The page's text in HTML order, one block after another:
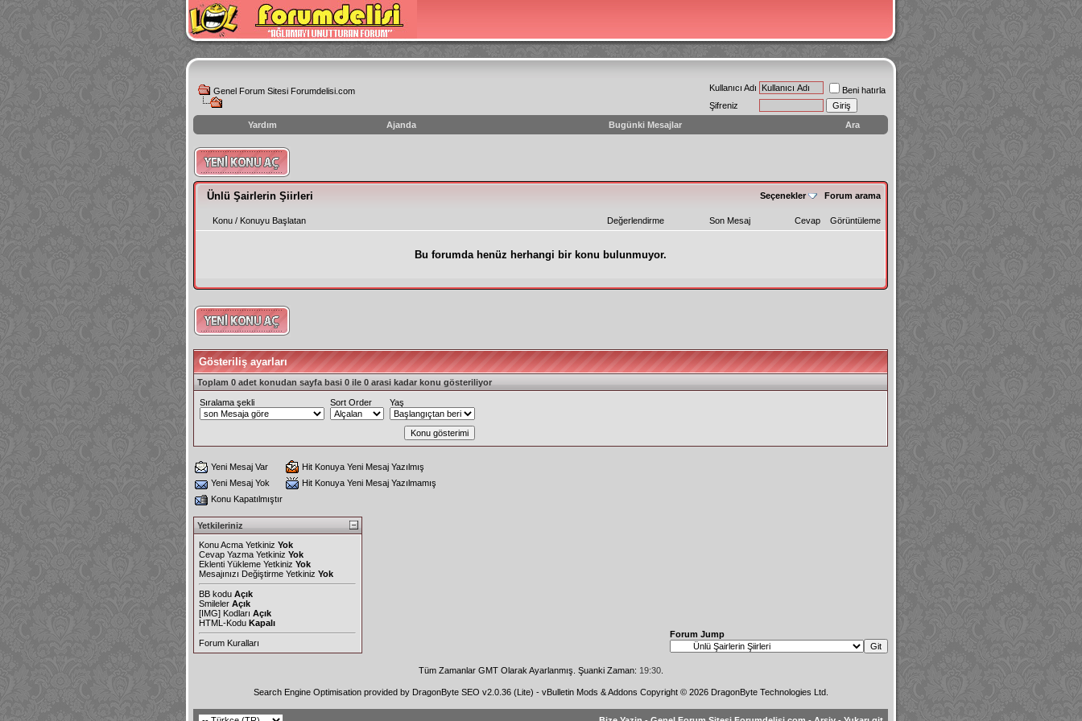
Genel Forum Sitesi Forumdelisi.com Kullanıcı Adı
Beni hatırla
Şifreniz
Yardım
Ajanda Bugünki Mesajlar Ara
instagram
izlenme
hilesi
Ünlü Şairlerin Şiirleri
Seçenekler Forum arama
Değerlendirme
Konu / Konuyu Başlatan Son Mesaj Cevap Görüntüleme
Bu forumda henüz herhangi bir konu bulunmuyor.
Gösteriliş ayarları
Toplam 0 adet konudan sayfa basi 0 ile 0 arasi kadar konu gösteriliyor
Sıralama şekli Sort Order Yaş
Yeni Mesaj Var
Hit Konuya Yeni Mesaj Yazılmış
Yeni Mesaj Yok
Hit Konuya Yeni Mesaj Yazılmamış
Konu Kapatılmıştır
Yetkileriniz
Konu Acma Yetkiniz Yok
Cevap Yazma Yetkiniz Yok
Eklenti Yükleme Yetkiniz Yok
Mesajınızı Değiştirme Yetkiniz Yok
BB kodu Açık
Smileler Açık
[IMG] Kodları Açık
HTML-Kodu Kapalı
Forum Kuralları
Forum Jump
Tüm Zamanlar GMT Olarak Ayarlanmış. Şuanki Zaman: 19:30.
Search Engine Optimisation provided by DragonByte SEO v2.0.36 (Lite) - vBulletin Mods & Addons Copyright © 2026 DragonByte Technologies Ltd.